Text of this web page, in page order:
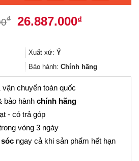
₫
Giá
35.850.000₫.
26.887.000₫Giá
Xuất xứ: Ý
Bảo hành: Chính hãng
chuyển toàn quốc
bảo hành chính hãng
- có trả góp
vòng 3 ngày
ngay cả khi sản phẩm hết hạn